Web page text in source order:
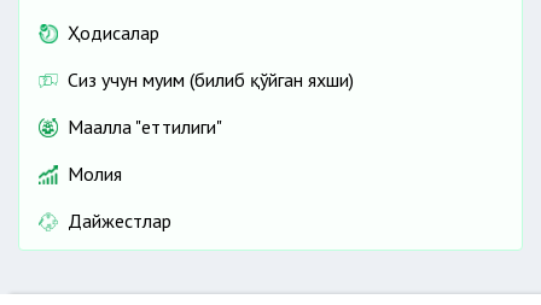
Ҳодисалар
Сиз учун муҳим (билиб қўйган яхши)
Маҳалла "еттилиги"
Молия
Дайжестлар